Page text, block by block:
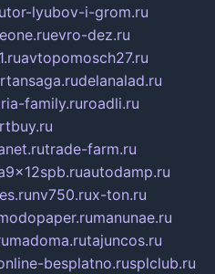
tor-lyubov-i-grom.ru
evro-dez.ru
avtopomosch27.ru
delanalad.ru
family.ruroadli.ru
trade-farm.ru
autodamp.ru
nv750.rux-ton.ru
manunae.ru
madoma.rutajuncos.ru
besplatno.rusplclub.ru